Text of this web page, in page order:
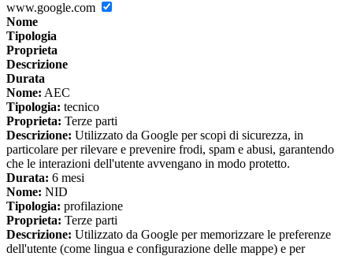
www.google.com
Nome
Tipologia
Proprieta
Descrizione
Durata
Nome: AEC
Tipologia: tecnico
Proprieta: Terze parti
Descrizione: Utilizzato da Google per scopi di sicurezza, in
particolare per rilevare e prevenire frodi, spam e abusi, garantendo
che le interazioni dell'utente avvengano in modo protetto.
Durata: 6 mesi
Nome: NID
Tipologia: profilazione
Proprieta: Terze parti
Descrizione: Utilizzato da Google per memorizzare le preferenze
dell'utente (come lingua e configurazione delle mappe) e per